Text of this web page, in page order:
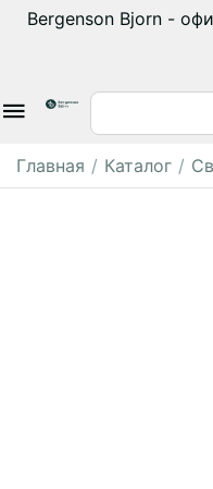
Bergenson Bjorn -
Главная / Каталог /